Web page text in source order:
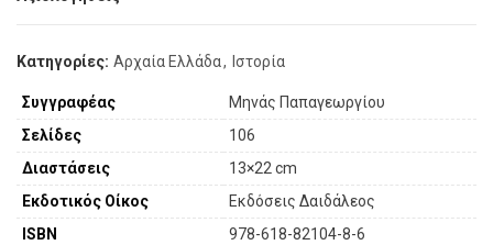
Κατηγορίες: Αρχαία Ελλάδα, Ιστορία
Συγγραφέας
Μηνάς Παπαγεωργίου
Σελίδες
106
Διαστάσεις
13×22 cm
Εκδοτικός Οίκος
Εκδόσεις Δαιδάλεος
ISBN
978-618-82104-8-6